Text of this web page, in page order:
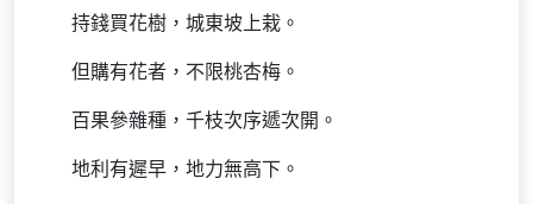
持錢買花樹，城東坡上栽。
但購有花者，不限桃杏梅。
百果參雜種，千枝次序遞次開。
地利有遲早，地力無高下。